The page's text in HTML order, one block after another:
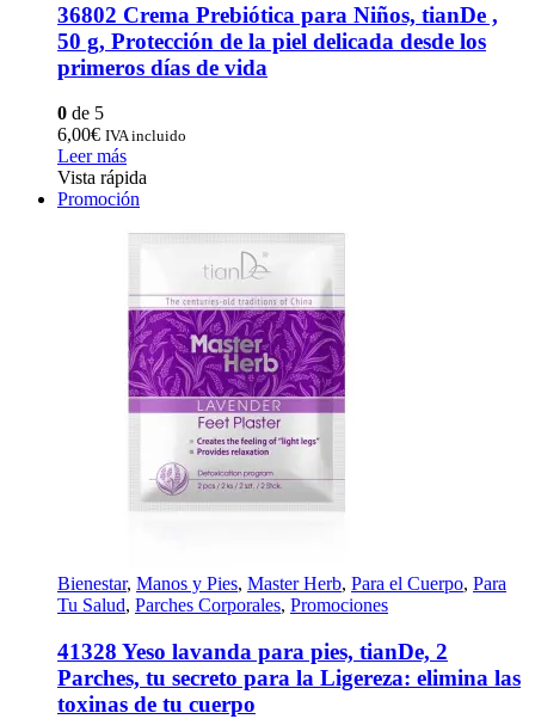
36802 Crema Prebiótica para Niños, tianDe ,
50 g, Protección de la piel delicada desde los
primeros días de vida
0 de 5
6,00€ IVA incluido
Leer más
Vista rápida
Promoción
Bienestar, Manos y Pies, Master Herb, Para el Cuerpo, Para
Tu Salud, Parches Corporales, Promociones
41328 Yeso lavanda para pies, tianDe, 2
Parches, tu secreto para la Ligereza: elimina las
toxinas de tu cuerpo